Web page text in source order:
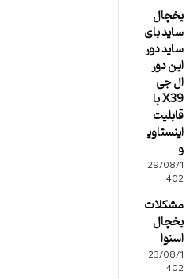
یخچال
ساید بای
ساید دور
این دور
ال جی
X39 با
قابلیت
اینستاوی
و
29/08/1
402
مشکلات
یخچال
اسنوا
23/08/1
402